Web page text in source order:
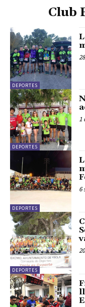
Club
DEPORTES
DEPORTES
1
DEPORTES
6
DEPORTES